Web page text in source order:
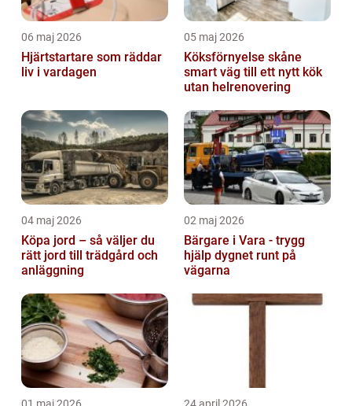
06 maj 2026
Hjärtstartare som räddar
liv i vardagen
05 maj 2026
Köksförnyelse skåne
smart väg till ett nytt kök
utan helrenovering
04 maj 2026
Köpa jord – så väljer du
rätt jord till trädgård och
anläggning
02 maj 2026
Bärgare i Vara - trygg
hjälp dygnet runt på
vägarna